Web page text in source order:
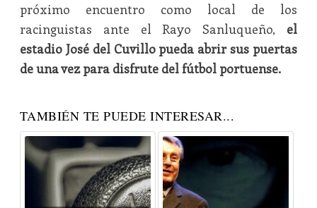
próximo encuentro como local de los
racinguistas ante el Rayo Sanluqueño, el
estadio José del Cuvillo pueda abrir sus puertas
de una vez para disfrute del fútbol portuense.
TAMBIÉN TE PUEDE INTERESAR...